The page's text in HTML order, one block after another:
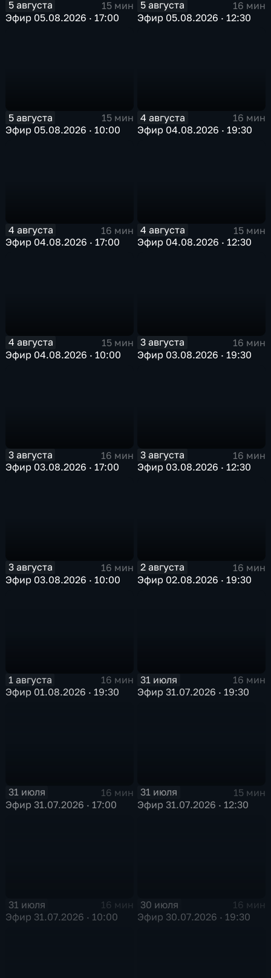
5 августа
15 мин
Эфир 05.08.2026 · 17:00
5 августа
16 мин
Эфир 05.08.2026 · 12:30
5 августа
15 мин
Эфир 05.08.2026 · 10:00
4 августа
16 мин
Эфир 04.08.2026 · 19:30
4 августа
16 мин
Эфир 04.08.2026 · 17:00
4 августа
15 мин
Эфир 04.08.2026 · 12:30
4 августа
15 мин
Эфир 04.08.2026 · 10:00
3 августа
16 мин
Эфир 03.08.2026 · 19:30
3 августа
16 мин
Эфир 03.08.2026 · 17:00
3 августа
16 мин
Эфир 03.08.2026 · 12:30
3 августа
16 мин
Эфир 03.08.2026 · 10:00
2 августа
16 мин
Эфир 02.08.2026 · 19:30
1 августа
16 мин
Эфир 01.08.2026 · 19:30
31 июля
16 мин
Эфир 31.07.2026 · 19:30
31 июля
16 мин
Эфир 31.07.2026 · 17:00
31 июля
15 мин
Эфир 31.07.2026 · 12:30
31 июля
16 мин
Эфир 31.07.2026 · 10:00
30 июля
16 мин
Эфир 30.07.2026 · 19:30